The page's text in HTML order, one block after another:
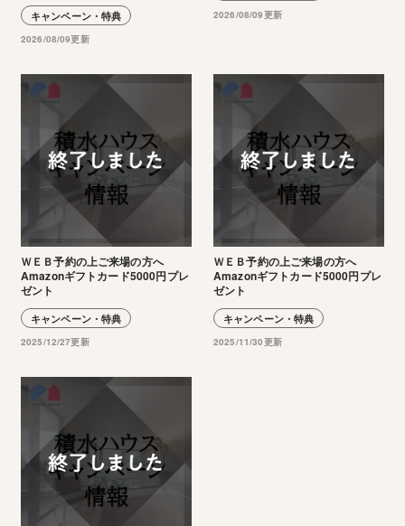
キャンペーン・特典
2026/08/09更新
2026/08/09更新
ＷＥＢ予約の上ご来場の方へ
Amazonギフトカード5000円プレ
ゼント
キャンペーン・特典
2025/12/27更新
ＷＥＢ予約の上ご来場の方へ
Amazonギフトカード5000円プレ
ゼント
キャンペーン・特典
2025/11/30更新